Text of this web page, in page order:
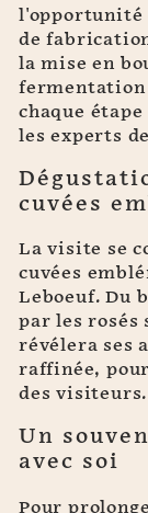
l'opportunité
de
la mise en
fermentation
chaque
les experts
cuvées
La visite se
cuvées
Leboeuf. Du
par les rosés
révélera ses
raffinée,
des visiteurs.
Un
avec soi
Pour